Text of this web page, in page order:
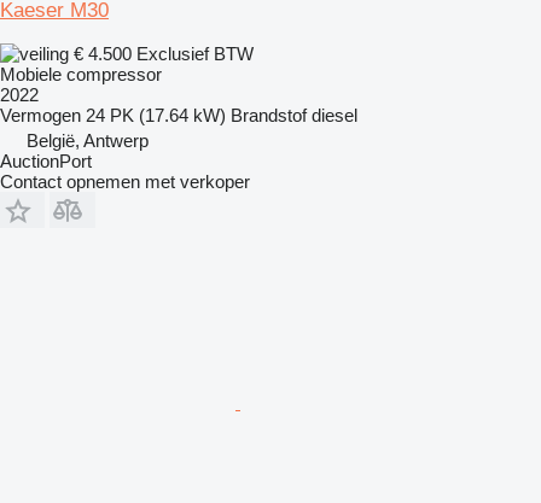
Kaeser M30
€ 4.500 Exclusief BTW
Mobiele compressor
2022
Vermogen 24 PK (17.64 kW) Brandstof diesel
België, Antwerp
AuctionPort
Contact opnemen met verkoper